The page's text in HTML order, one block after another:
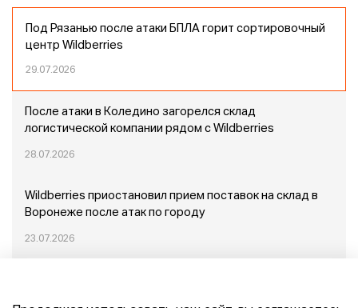
Под Рязанью после атаки БПЛА горит сортировочный
центр Wildberries
29.07.2026
После атаки в Коледино загорелся склад
логистической компании рядом с Wildberries
28.07.2026
Wildberries приостановил прием поставок на склад в
Воронеже после атак по городу
23.07.2026